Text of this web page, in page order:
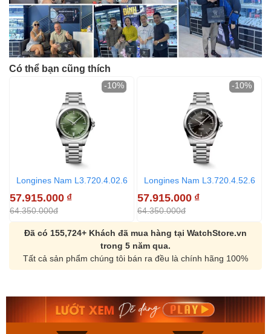
Có thể bạn cũng thích
Longines Nam L3.720.4.02.6
57.915.000 ₫
64.350.000đ
-10%
Longines Nam L3.720.4.52.6
57.915.000 ₫
64.350.000đ
-10%
Đã có 155,724+ Khách đã mua hàng tại WatchStore.vn
trong 5 năm qua.
Tất cả sản phẩm chúng tôi bán ra đều là chính hãng 100%
Orient Nam RA-
Mua ngay
Casio Nam MTS-
Mua ngay